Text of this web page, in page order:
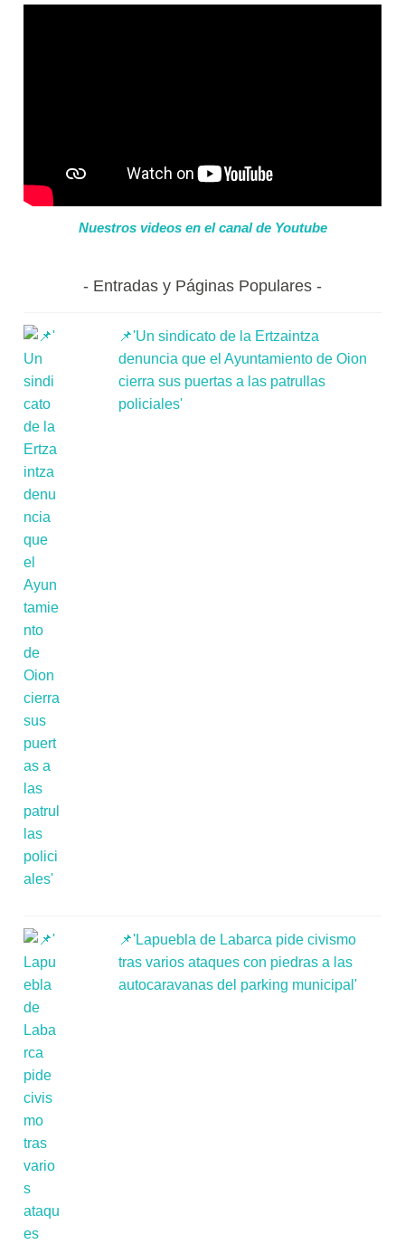
Nuestros videos en el canal de Youtube
Entradas y Páginas Populares
📌'Un sindicato de la Ertzaintza
denuncia que el Ayuntamiento de Oion
cierra sus puertas a las patrullas
policiales'
📌'Lapuebla de Labarca pide civismo
tras varios ataques con piedras a las
autocaravanas del parking municipal'